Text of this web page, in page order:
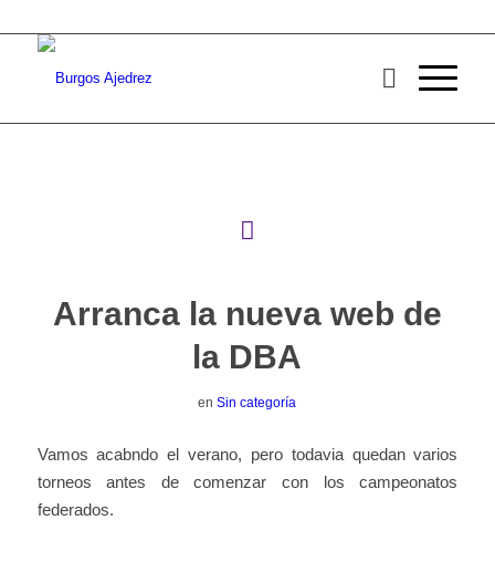
Arranca la nueva web de
la DBA
enSin categoría
Vamos acabndo el verano, pero todavia quedan varios
torneos antes de comenzar con los campeonatos
federados.